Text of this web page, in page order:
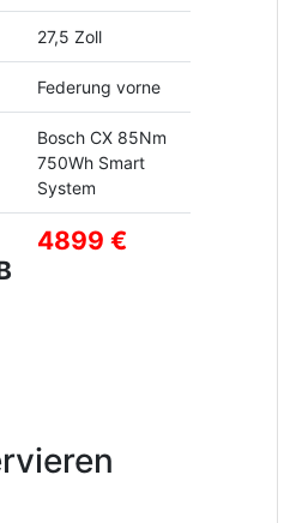
27,5 Zoll
Federung vorne
Bosch CX 85Nm
750Wh Smart
System
4899 €